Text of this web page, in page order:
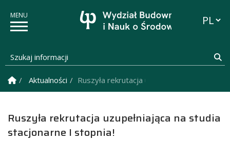
Szukaj informacji
Strona Główna
Aktualności Ruszyła rekrutacja uzupełniająca na
Ruszyła rekrutacja uzupełniająca na studia
stacjonarne I stopnia!